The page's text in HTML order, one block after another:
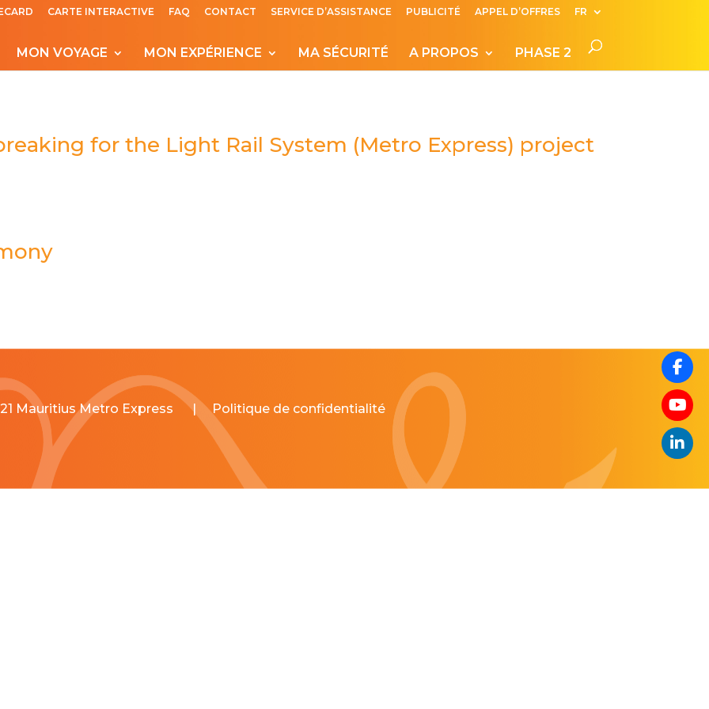
CARTE INTERACTIVE FAQ CONTACT SERVICE D’ASSISTANCE PUBLICITÉ APPEL D’OFFRES FR
MON VOYAGE MON EXPÉRIENCE MA SÉCURITÉ A PROPOS PHASE 2
for the Light Rail System (Metro Express) project
Mauritius Metro Express | Politique de confidentialité